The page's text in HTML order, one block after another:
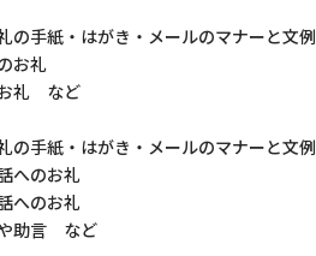
手紙・はがき・メールのマナーと文例
お礼
礼 など
手紙・はがき・メールのマナーと文例
へのお礼
へのお礼
助言 など